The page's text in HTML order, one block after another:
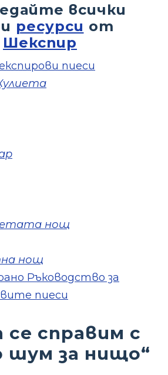
всички
ресурси от
Шекспир
пиеси
нощ
нощ
Ръководство за
пиеси
се справим с
шум за нищо“